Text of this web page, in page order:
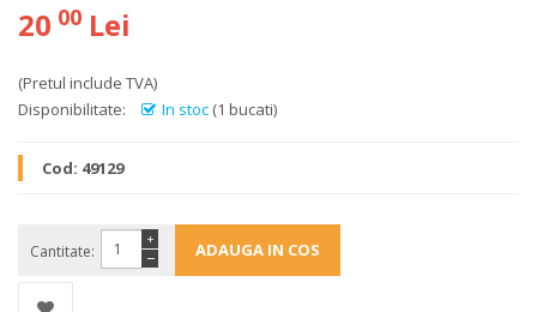
20 00 Lei
(Pretul include TVA)
Disponibilitate:
In stoc (1 bucati)
Cod: 49129
Cantitate: −
+